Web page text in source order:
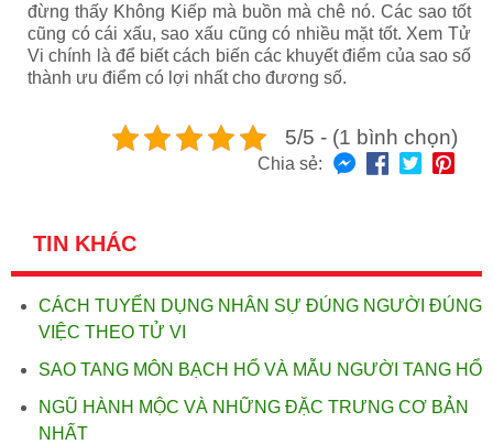
đừng thấy Không Kiếp mà buồn mà chê nó. Các sao tốt
cũng có cái xấu, sao xấu cũng có nhiều mặt tốt. Xem Tử
Vi chính là để biết cách biến các khuyết điểm của sao số
thành ưu điểm có lợi nhất cho đương số.
5/5 - (1 bình chọn)
Chia sẻ:
TIN KHÁC
CÁCH TUYỂN DỤNG NHÂN SỰ ĐÚNG NGƯỜI ĐÚNG
VIỆC THEO TỬ VI
SAO TANG MÔN BẠCH HỔ VÀ MẪU NGƯỜI TANG HỔ
NGŨ HÀNH MỘC VÀ NHỮNG ĐẶC TRƯNG CƠ BẢN
NHẤT